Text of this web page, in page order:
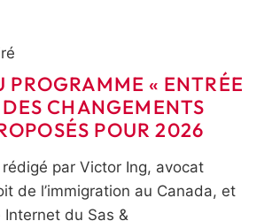
PROGRAMME « ENTRÉE
DES CHANGEMENTS
POUR 2026
par Victor Ing, avocat
de l’immigration au Canada, et
du Sas &